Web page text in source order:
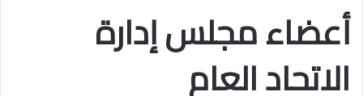
أعضاء مجلس إدارة
الاتحاد العام